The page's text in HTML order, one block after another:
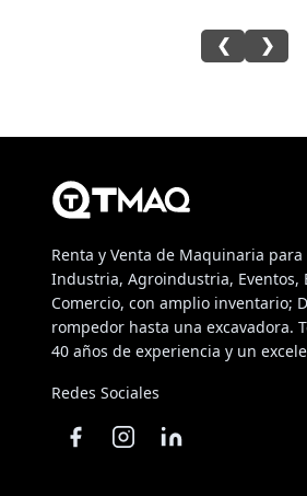
❮ ❯
Renta y Venta de Maquinaria
Industria, Agroindustria, Eventos,
Comercio, con amplio inventario;
rompedor hasta una excavadora.
40 años de experiencia y un
Redes Sociales